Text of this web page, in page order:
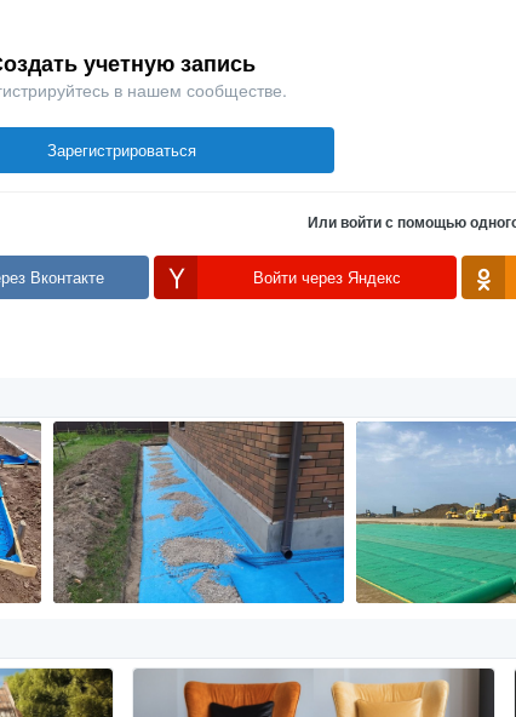
учетную запись
в нашем сообществе.
Зарегистрироваться
Или войти с помощью
Вконтакте Войти через Яндекс